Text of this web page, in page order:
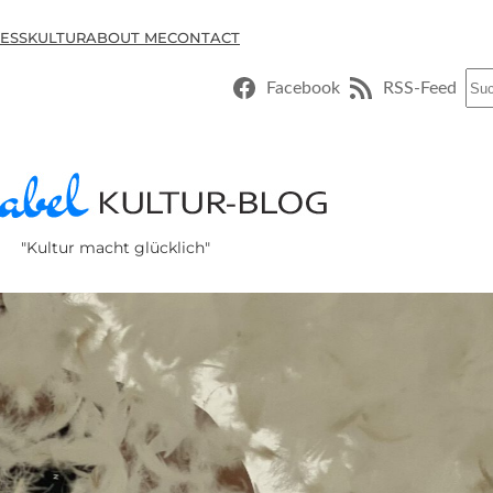
ESSKULTURABOUT MECONTACT
Facebook RSS-Feed
"Kultur macht glücklich"